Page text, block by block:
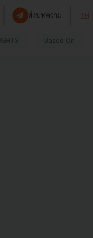
ส่งบทความ TH
Based On